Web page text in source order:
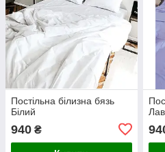
Постільна білизна бязь
Білий
940 ₴